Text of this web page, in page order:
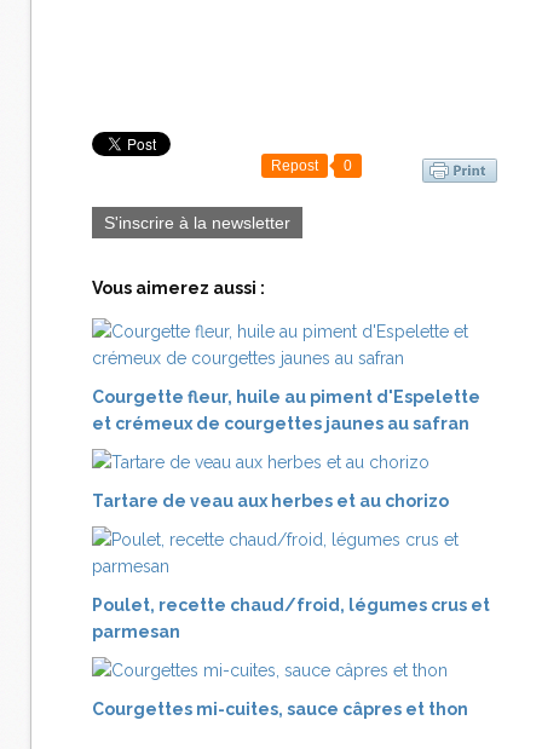
Repost 0
S'inscrire à la newsletter
Vous aimerez aussi :
Courgette fleur, huile au piment d'Espelette
et crémeux de courgettes jaunes au safran
Tartare de veau aux herbes et au chorizo
Poulet, recette chaud/froid, légumes crus et
parmesan
Courgettes mi-cuites, sauce câpres et thon